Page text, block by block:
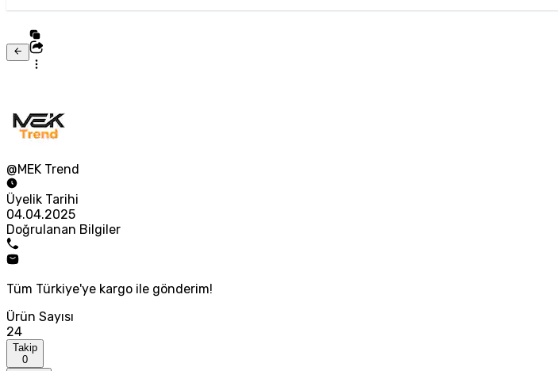
@MEK Trend
Üyelik Tarihi
04.04.2025
Doğrulanan Bilgiler
Tüm Türkiye'ye kargo ile gönderim!
Ürün Sayısı
24
Takip
0